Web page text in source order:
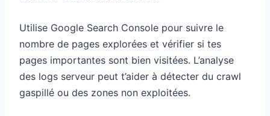
Utilise Google Search Console pour suivre le
nombre de pages explorées et vérifier si tes
pages importantes sont bien visitées. L’analyse
des logs serveur peut t’aider à détecter du crawl
gaspillé ou des zones non exploitées.